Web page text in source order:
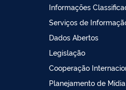
Informações
Serviços de
Dados Abertos
Legislação
Cooperação
Planejamento de